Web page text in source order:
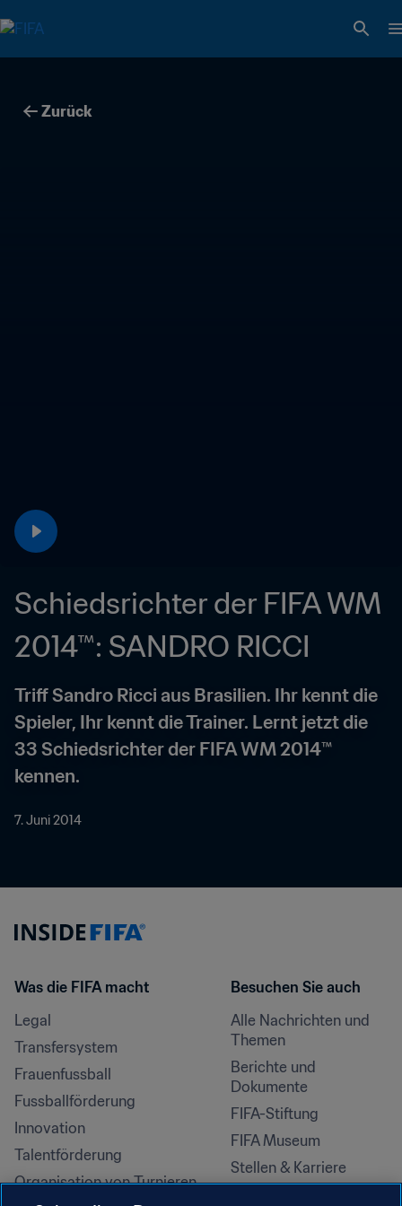
Zurück
Schiedsrichter der FIFA WM
2014™: SANDRO RICCI
Triff Sandro Ricci aus Brasilien. Ihr kennt die
Spieler, Ihr kennt die Trainer. Lernt jetzt die
33 Schiedsrichter der FIFA WM 2014™
kennen.
7. Juni 2014
Was die FIFA macht
Legal
Transfersystem
Frauenfussball
Fussballförderung
Innovation
Talentförderung
Organisation von Turnieren
Besuchen Sie auch
Alle Nachrichten und
Themen
Berichte und
Dokumente
FIFA-Stiftung
FIFA Museum
Stellen & Karriere